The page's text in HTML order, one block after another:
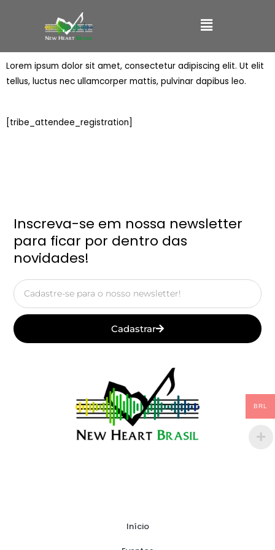
conteúdo
Main
Menu
Lorem ipsum dolor sit amet, consectetur adipiscing elit. Ut elit
tellus, luctus nec ullamcorper mattis, pulvinar dapibus leo.
[tribe_attendee_registration]
Inscreva-se em nossa newsletter
para ficar por dentro das
novidades!
Email
Cadastrar
Início
BRL